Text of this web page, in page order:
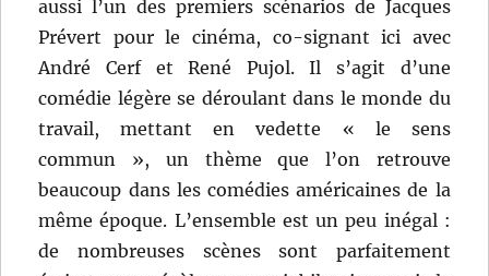
aussi l’un des premiers scénarios de Jacques
Prévert pour le cinéma, co-signant ici avec
André Cerf et René Pujol. Il s’agit d’une
comédie légère se déroulant dans le monde du
travail, mettant en vedette « le sens
commun », un thème que l’on retrouve
beaucoup dans les comédies américaines de la
même époque. L’ensemble est un peu inégal :
de nombreuses scènes sont parfaitement